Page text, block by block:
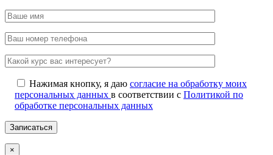
Нажимая кнопку, я даю согласие на обработку моих
персональных данных в соответствии с Политикой по
обработке персональных данных
×